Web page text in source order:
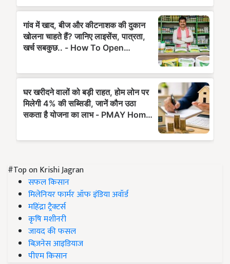
#Top on Krishi Jagran
सफल किसान
मिलेनियर फार्मर ऑफ इंडिया अवॉर्ड
महिंद्रा ट्रैक्टर्स
कृषि मशीनरी
जायद की फसल
बिज़नेस आइडियाज
पीएम किसान